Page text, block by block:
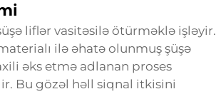
liflər vasitəsilə ötürməklə işləyir.
ilə əhatə olunmuş şüşə
əks etmə adlanan proses
Bu gözəl həll siqnal itkisini